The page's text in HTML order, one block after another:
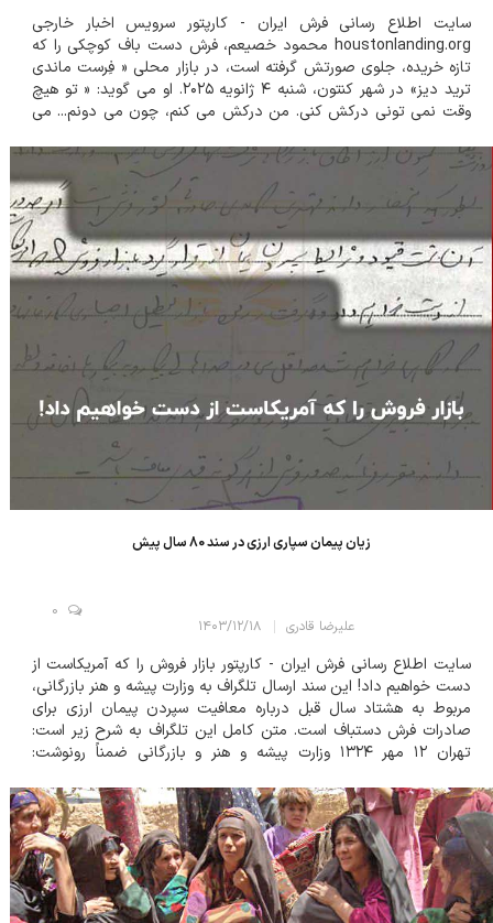
سایت اطلاع رسانی فرش ایران - کارپتور سرویس اخبار خارجی
houstonlanding.org محمود خصیعم، فرش دست باف کوچکی را که
تازه خریده، جلوی صورتش گرفته است، در بازار محلی « فِرست ماندی
ترید دیز» در شهر کنتون، شنبه ۴ ژانویه ۲۰۲۵. او می گوید: « تو هیچ
وقت نمی تونی درکش کنی. من درکش می کنم، چون می دونم... می
سیگا...
زیان پیمان سپاری ارزی در سند 80 سال پیش
علیرضا قادری ۱۴۰۳/۱۲/۱۸
0
سایت اطلاع رسانی فرش ایران - کارپتور بازار فروش را که آمریکاست از
دست خواهیم داد! این سند ارسال تلگراف به وزارت پیشه و هنر بازرگانی،
مربوط به هشتاد سال قبل درباره معافیت سپردن پیمان ارزی برای
صادرات فرش دستباف است. متن کامل این تلگراف به شرح زیر است:
تهران ۱۲ مهر ۱۳۲۴ وزارت پیشه و هنر و بازرگانی ضمناً رونوشت: